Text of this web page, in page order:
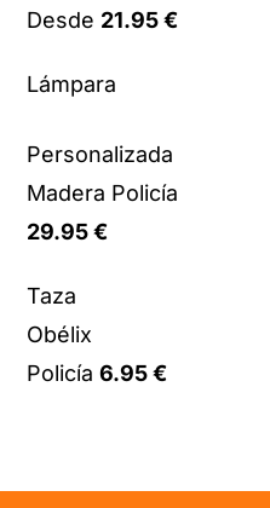
Desde 21.95€
Lámpara
Personalizada
Madera Policía
29.95€
Taza
Obélix
Policía 6.95€